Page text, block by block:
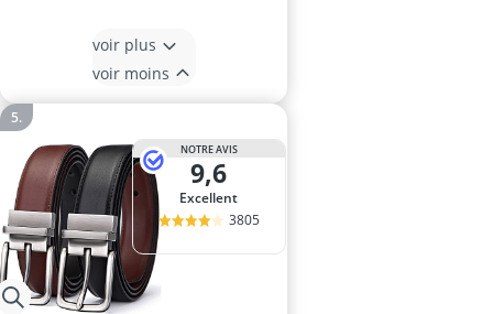
voir plus
voir moins
NOTRE AVIS
9,6
Excellent
3805